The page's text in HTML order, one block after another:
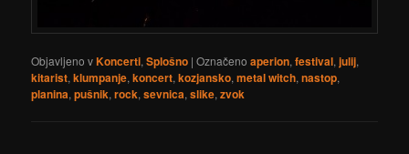
Objavljeno vKoncerti,Splošno |Označeno aperion,festival,julij,
kitarist,klumpanje,koncert,kozjansko,metal witch,nastop,
planina,pušnik,rock,sevnica,slike,zvok